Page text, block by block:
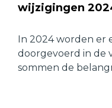
wijzigingen
In 2024 worden er
doorgevoerd in de
sommen de